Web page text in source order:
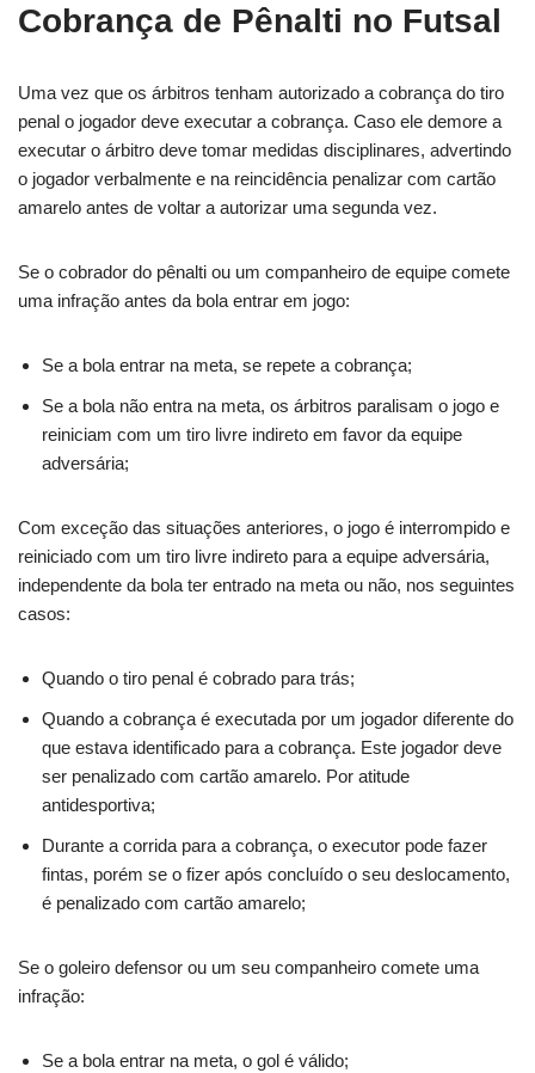
Cobrança de Pênalti no Futsal
Uma vez que os árbitros tenham autorizado a cobrança do tiro
penal o jogador deve executar a cobrança. Caso ele demore a
executar o árbitro deve tomar medidas disciplinares, advertindo
o jogador verbalmente e na reincidência penalizar com cartão
amarelo antes de voltar a autorizar uma segunda vez.
Se o cobrador do pênalti ou um companheiro de equipe comete
uma infração antes da bola entrar em jogo:
Se a bola entrar na meta, se repete a cobrança;
Se a bola não entra na meta, os árbitros paralisam o jogo e
reiniciam com um tiro livre indireto em favor da equipe
adversária;
Com exceção das situações anteriores, o jogo é interrompido e
reiniciado com um tiro livre indireto para a equipe adversária,
independente da bola ter entrado na meta ou não, nos seguintes
casos:
Quando o tiro penal é cobrado para trás;
Quando a cobrança é executada por um jogador diferente do
que estava identificado para a cobrança. Este jogador deve
ser penalizado com cartão amarelo. Por atitude
antidesportiva;
Durante a corrida para a cobrança, o executor pode fazer
fintas, porém se o fizer após concluído o seu deslocamento,
é penalizado com cartão amarelo;
Se o goleiro defensor ou um seu companheiro comete uma
infração:
Se a bola entrar na meta, o gol é válido;